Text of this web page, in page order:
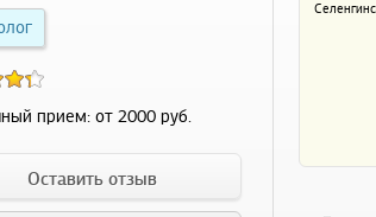
прием: от 2000 руб.
Оставить отзыв